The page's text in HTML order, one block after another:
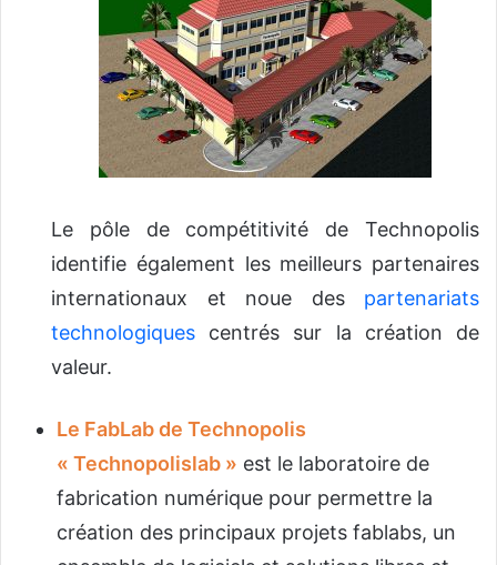
Le pôle de compétitivité de Technopolis
identifie également les meilleurs partenaires
internationaux et noue des partenariats
technologiques centrés sur la création de
valeur.
Le FabLab de Technopolis
« Technopolislab » est le laboratoire de
fabrication numérique pour permettre la
création des principaux projets fablabs, un